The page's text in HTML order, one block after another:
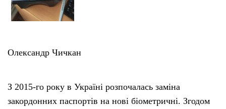
Олександр Чичкан
З 2015-го року в Україні розпочалась заміна
закордонних паспортів на нові біометричні. Згодом